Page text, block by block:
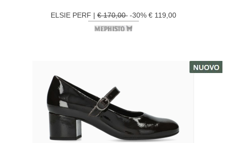
ELSIE PERF | € 170,00-30% € 119,00